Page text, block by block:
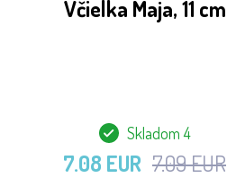
Včielka Maja, 11 cm
Skladom 4
7.08 EUR 7.09 EUR